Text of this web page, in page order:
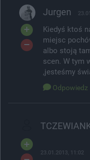
Jurgen
Kiedyś ktoś
miejsc
albo stoją
scen. W tym
,jesteśmy
Odpowiedz
23.01.2013, 11:02